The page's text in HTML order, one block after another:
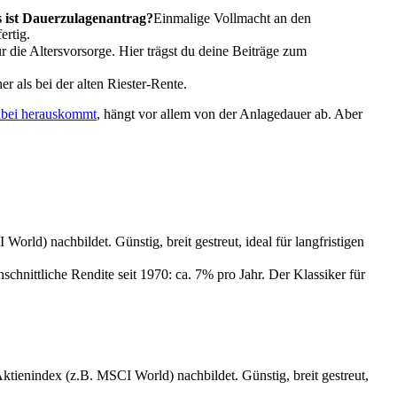
ist Dauerzulagenantrag?Einmalige Vollmacht an den
die Altersvorsorge. Hier trägst du deine Beiträge zum
als bei der alten Riester-Rente.
herauskommt, hängt vor allem von der Anlagedauer ab. Aber
nachbildet. Günstig, breit gestreut, ideal für langfristigen
Rendite seit 1970: ca. 7% pro Jahr. Der Klassiker für
(z.B. MSCI World) nachbildet. Günstig, breit gestreut,